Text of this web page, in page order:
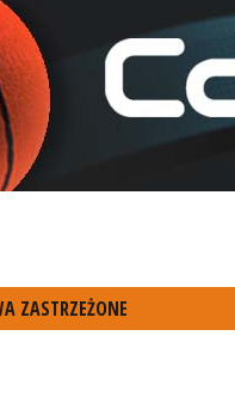
ZASTRZEŻONE